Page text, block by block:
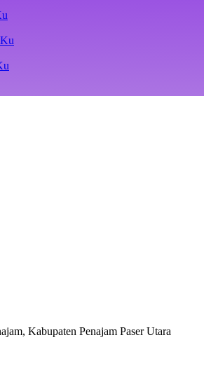
Kabupaten Penajam Paser Utara